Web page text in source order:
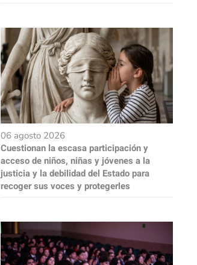
06 agosto 2026
Cuestionan la escasa participación y
acceso de niños, niñas y jóvenes a la
justicia y la debilidad del Estado para
recoger sus voces y protegerles